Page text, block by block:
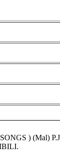
) (Mal)